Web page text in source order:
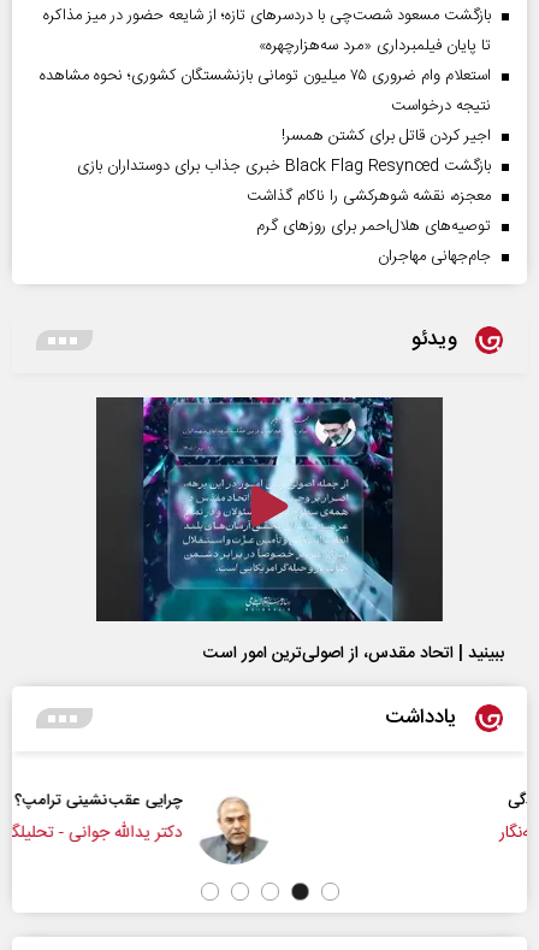
بازگشت مسعود شصت‌چی با دردسر‌های تازه؛ از شایعه حضور در میز مذاکره
تا پایان فیلمبرداری «مرد سه‌هزارچهره»
استعلام وام ضروری ۷۵ میلیون تومانی بازنشستگان کشوری؛ نحوه مشاهده
نتیجه درخواست
اجیر کردن قاتل برای کشتن همسر!
بازگشت Black Flag Resynced خبری جذاب برای دوستداران بازی
معجزه، نقشه شوهرکشی را ناکام گذاشت
توصیه‌های هلال‌احمر برای روز‌های گرم
جام‌جهانی مهاجران
ویدئو
ببینید | اتحاد مقدس، از اصولی‌ترین امور است
یادداشت
چرایی عقب‌نشینی ترامپ؟
دکتر یدالله جوانی - تحلیلگر مسائل سیاسی